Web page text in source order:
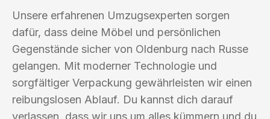
Unsere erfahrenen Umzugsexperten sorgen
dafür, dass deine Möbel und persönlichen
Gegenstände sicher von Oldenburg nach Russe
gelangen. Mit moderner Technologie und
sorgfältiger Verpackung gewährleisten wir einen
reibungslosen Ablauf. Du kannst dich darauf
verlassen, dass wir uns um alles kümmern und du